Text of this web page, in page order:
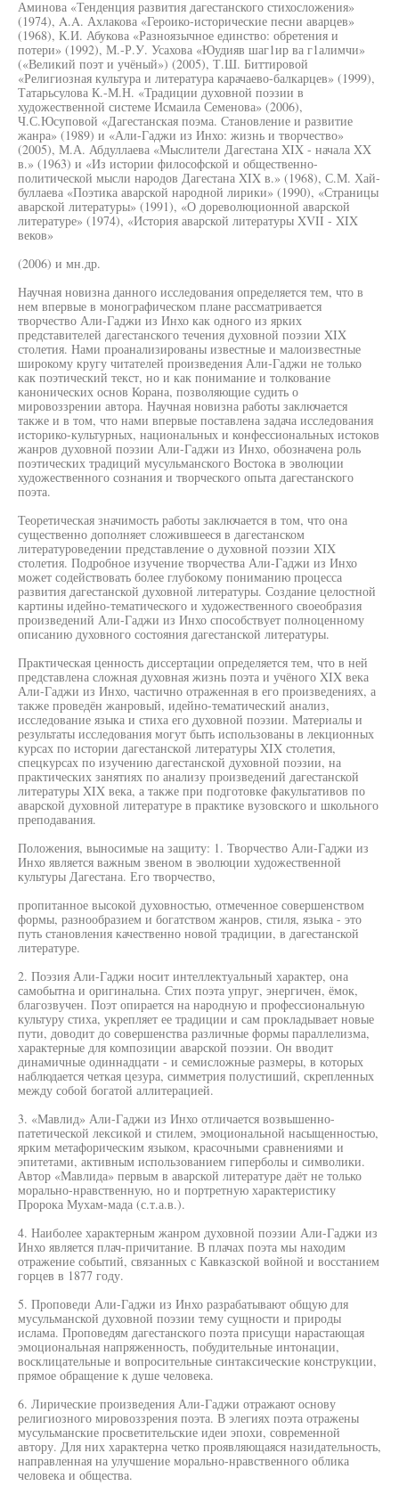
Аминова «Тенденция развития дагестанского стихосложения»
(1974), A.A. Ахлакова «Героико-исторические песни аварцев»
(1968), К.И. Абукова «Разноязычное единство: обретения и
потери» (1992), М.-Р.У. Усахова «Юудияв шаг1ир ва г1алимчи»
(«Великий поэт и учёный») (2005), Т.Ш. Биттировой
«Религиозная культура и литература карачаево-балкарцев» (1999),
Татарьсулова К.-М.Н. «Традиции духовной поэзии в
художественной системе Исмаила Семенова» (2006),
Ч.С.Юсуповой «Дагестанская поэма. Становление и развитие
жанра» (1989) и «Али-Гаджи из Инхо: жизнь и творчество»
(2005), М.А. Абдуллаева «Мыслители Дагестана XIX - начала XX
в.» (1963) и «Из истории философской и общественно-
политической мысли народов Дагестана XIX в.» (1968), С.М. Хай-
буллаева «Поэтика аварской народной лирики» (1990), «Страницы
аварской литературы» (1991), «О дореволюционной аварской
литературе» (1974), «История аварской литературы XVII - XIX
веков»
(2006) и мн.др.
Научная новизна данного исследования определяется тем, что в
нем впервые в монографическом плане рассматривается
творчество Али-Гаджи из Инхо как одного из ярких
представителей дагестанского течения духовной поэзии XIX
столетия. Нами проанализированы известные и малоизвестные
широкому кругу читателей произведения Али-Гаджи не только
как поэтический текст, но и как понимание и толкование
канонических основ Корана, позволяющие судить о
мировоззрении автора. Научная новизна работы заключается
также и в том, что нами впервые поставлена задача исследования
историко-культурных, национальных и конфессиональных истоков
жанров духовной поэзии Али-Гаджи из Инхо, обозначена роль
поэтических традиций мусульманского Востока в эволюции
художественного сознания и творческого опыта дагестанского
поэта.
Теоретическая значимость работы заключается в том, что она
существенно дополняет сложившееся в дагестанском
литературоведении представление о духовной поэзии XIX
столетия. Подробное изучение творчества Али-Гаджи из Инхо
может содействовать более глубокому пониманию процесса
развития дагестанской духовной литературы. Создание целостной
картины идейно-тематического и художественного своеобразия
произведений Али-Гаджи из Инхо способствует полноценному
описанию духовного состояния дагестанской литературы.
Практическая ценность диссертации определяется тем, что в ней
представлена сложная духовная жизнь поэта и учёного XIX века
Али-Гаджи из Инхо, частично отраженная в его произведениях, а
также проведён жанровый, идейно-тематический анализ,
исследование языка и стиха его духовной поэзии. Материалы и
результаты исследования могут быть использованы в лекционных
курсах по истории дагестанской литературы XIX столетия,
спецкурсах по изучению дагестанской духовной поэзии, на
практических занятиях по анализу произведений дагестанской
литературы XIX века, а также при подготовке факультативов по
аварской духовной литературе в практике вузовского и школьного
преподавания.
Положения, выносимые на защиту: 1. Творчество Али-Гаджи из
Инхо является важным звеном в эволюции художественной
культуры Дагестана. Его творчество,
пропитанное высокой духовностью, отмеченное совершенством
формы, разнообразием и богатством жанров, стиля, языка - это
путь становления качественно новой традиции, в дагестанской
литературе.
2. Поэзия Али-Гаджи носит интеллектуальный характер, она
самобытна и оригинальна. Стих поэта упруг, энергичен, ёмок,
благозвучен. Поэт опирается на народную и профессиональную
культуру стиха, укрепляет ее традиции и сам прокладывает новые
пути, доводит до совершенства различные формы параллелизма,
характерные для композиции аварской поэзии. Он вводит
динамичные одиннадцати - и семисложные размеры, в которых
наблюдается четкая цезура, симметрия полустиший, скрепленных
между собой богатой аллитерацией.
3. «Мавлид» Али-Гаджи из Инхо отличается возвышенно-
патетической лексикой и стилем, эмоциональной насыщенностью,
ярким метафорическим языком, красочными сравнениями и
эпитетами, активным использованием гиперболы и символики.
Автор «Мавлида» первым в аварской литературе даёт не только
морально-нравственную, но и портретную характеристику
Пророка Мухам-мада (с.т.а.в.).
4. Наиболее характерным жанром духовной поэзии Али-Гаджи из
Инхо является плач-причитание. В плачах поэта мы находим
отражение событий, связанных с Кавказской войной и восстанием
горцев в 1877 году.
5. Проповеди Али-Гаджи из Инхо разрабатывают общую для
мусульманской духовной поэзии тему сущности и природы
ислама. Проповедям дагестанского поэта присущи нарастающая
эмоциональная напряженность, побудительные интонации,
восклицательные и вопросительные синтаксические конструкции,
прямое обращение к душе человека.
6. Лирические произведения Али-Гаджи отражают основу
религиозного мировоззрения поэта. В элегиях поэта отражены
мусульманские просветительские идеи эпохи, современной
автору. Для них характерна четко проявляющаяся назидательность,
направленная на улучшение морально-нравственного облика
человека и общества.